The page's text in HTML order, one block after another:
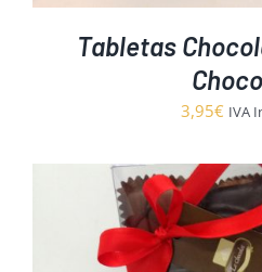
Tabletas
3,95€ IVA